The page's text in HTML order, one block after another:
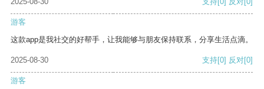
游客
这款app是我社交的好帮手，让我能够与朋友保持联系，分享生活点滴。
2025-08-30 支持[0] 反对[0]
游客